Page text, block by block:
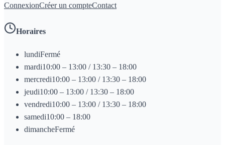
ConnexionCréer un compteContact
Horaires
lundiFermé
mardi10:00 – 13:00 / 13:30 – 18:00
mercredi10:00 – 13:00 / 13:30 – 18:00
jeudi10:00 – 13:00 / 13:30 – 18:00
vendredi10:00 – 13:00 / 13:30 – 18:00
samedi10:00 – 18:00
dimancheFermé